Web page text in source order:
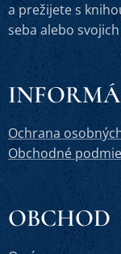
a prežijete s
seba alebo
Ochrana
Obchodné
OBCHOD